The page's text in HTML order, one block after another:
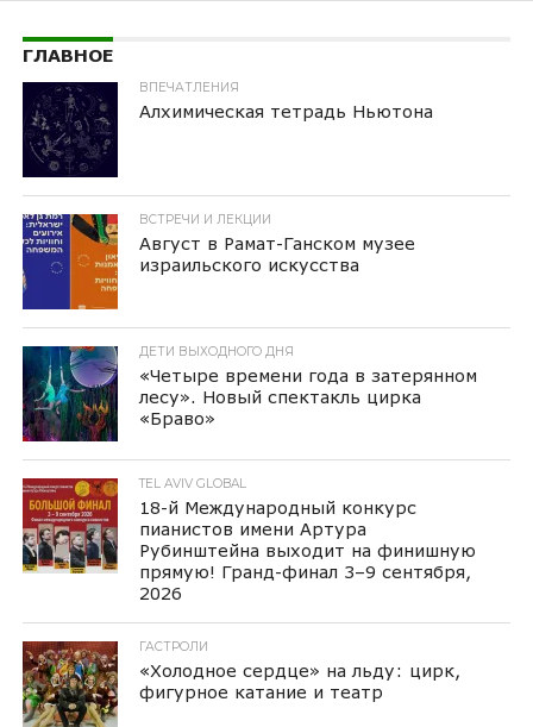
ГЛАВНОЕ
ВПЕЧАТЛЕНИЯ
Алхимическая тетрадь Ньютона
ВСТРЕЧИ И ЛЕКЦИИ
Август в Рамат-Ганском музее
израильского искусства
ДЕТИ ВЫХОДНОГО ДНЯ
«Четыре времени года в затерянном
лесу». Новый спектакль цирка
«Браво»
TEL AVIV GLOBAL
18-й Международный конкурс
пианистов имени Артура
Рубинштейна выходит на финишную
прямую! Гранд-финал 3–9 сентября,
2026
ГАСТРОЛИ
«Холодное сердце» на льду: цирк,
фигурное катание и театр